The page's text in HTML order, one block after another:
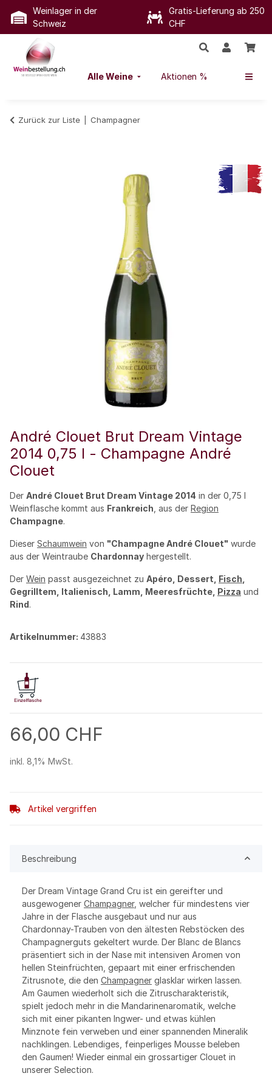
Weinlager in der
Schweiz
Gratis-Lieferung ab 250
CHF
Alle Weine Aktionen %
Zurück zur Liste Champagner
André Clouet Brut Dream Vintage
2014 0,75 l - Champagne André
Clouet
Der André Clouet Brut Dream Vintage 2014 in der 0,75 l
Weinflasche kommt aus Frankreich , aus der Region
Champagne.
Dieser Schaumwein von "Champagne André Clouet" wurde
aus der Weintraube Chardonnay hergestellt.
Der Wein passt ausgezeichnet zu Apéro, Dessert, Fisch
Gegrilltem, Italienisch, Lamm, Meeresfrüchte, Pizza und
Rind.
Artikelnummer: 43883
66,00 CHF
inkl. 8,1% MwSt.
Artikel vergriffen
Beschreibung
Der Dream Vintage Grand Cru ist ein gereifter und
ausgewogener Champagner, welcher für mindestens vier
Jahre in der Flasche ausgebaut und nur aus
Chardonnay-Trauben von den ältesten Rebstöcken des
Champagnerguts gekeltert wurde. Der Blanc de Blancs
präsentiert sich in der Nase mit intensiven Aromen von
hellen Steinfrüchten, gepaart mit einer erfrischenden
Zitrusnote, die den Champagner glasklar wirken lassen.
Am Gaumen wiederholt sich die Zitruscharakteristik,
spielt jedoch mehr in die Mandarinenaromatik, welche
sich mit einer pikanten Ingwer- und etwas kühlen
Minznote fein verweben und einer spannenden Mineralik
nachklingen. Lebendiges, feinperliges Mousse beleben
den Gaumen! Wieder einmal ein grossartiger Clouet in
unserer Selection.